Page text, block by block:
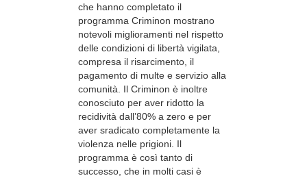
che hanno completato il
programma Criminon mostrano
notevoli miglioramenti nel rispetto
delle condizioni di libertà vigilata,
compresa il risarcimento, il
pagamento di multe e servizio alla
comunità. Il Criminon è inoltre
conosciuto per aver ridotto la
recidività dall’80% a zero e per
aver sradicato completamente la
violenza nelle prigioni. Il
programma è così tanto di
successo, che in molti casi è